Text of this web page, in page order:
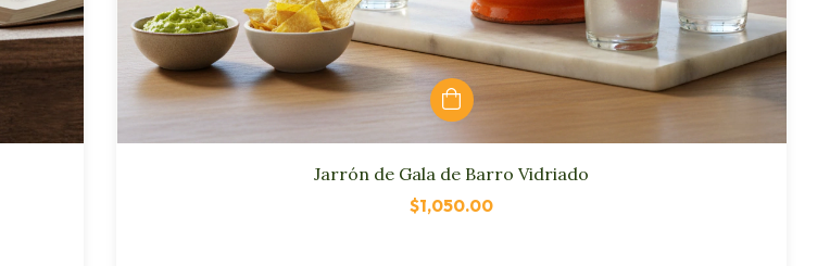
Jarrón de Gala de Barro Vidriado
$1,050.00